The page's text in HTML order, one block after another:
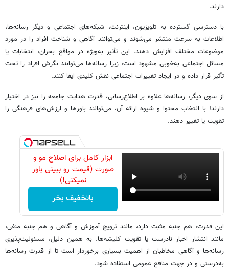
دارند.
با دسترسی گسترده به تلویزیون، اینترنت، شبکه‌های اجتماعی و دیگر رسانه‌ها،
اطلاعات به سرعت منتشر می‌شوند و می‌توانند آگاهی و شناخت افراد را در مورد
موضوعات مختلف افزایش دهند. این تأثیر به‌ویژه در مواقع بحران، انتخابات یا
مسائل اجتماعی به‌خوبی مشهود است، زیرا رسانه‌ها می‌توانند نگرش افراد را تحت
تأثیر قرار داده و در ایجاد تغییرات اجتماعی نقش کلیدی ایفا کنند.
از سوی دیگر، رسانه‌ها علاوه بر اطلاع‌رسانی، قدرت هدایت جامعه را نیز در اختیار
دارند! با انتخاب محتوا و شیوه ارائه آن، می‌توانند باورها و ارزش‌های فرهنگی را
تقویت یا تغییر دهند.
ابزار کامل برای اصلاح مو و
صورت (قیمت رو ببینی باور
نمیکنی!)
باتخفیف بخر
این قدرت، هم جنبه مثبت دارد، مانند ترویج آموزش و آگاهی و هم جنبه منفی،
مانند انتشار اخبار نادرست یا تقویت کلیشه‌ها. به همین دلیل، مسئولیت‌پذیری
رسانه‌ها و آگاهی مخاطبان از اهمیت بسیاری برخوردار است تا از قدرت رسانه‌ها
به‌درستی و در جهت منافع عمومی استفاده شود.